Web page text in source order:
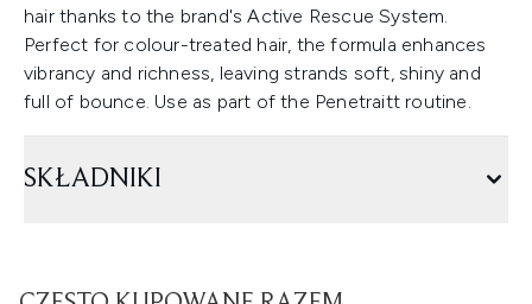
hair thanks to the brand's Active Rescue System.
Perfect for colour-treated hair, the formula enhances
vibrancy and richness, leaving strands soft, shiny and
full of bounce. Use as part of the Penetraitt routine.
SKŁADNIKI